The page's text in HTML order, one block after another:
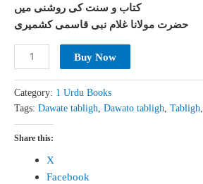
was: is:
₹ 130.
کتاب و سنت کی روشنی میں
حضرت مولانا غلام نبی قاسمی کشمیری
Dawato
Tabligh
Ahmiyat
Zarurat
Buy Now
Category: 1 Urdu Books
Tags: Dawate tabligh, Dawato tabligh, Tabligh,
Share this:
X
Facebook